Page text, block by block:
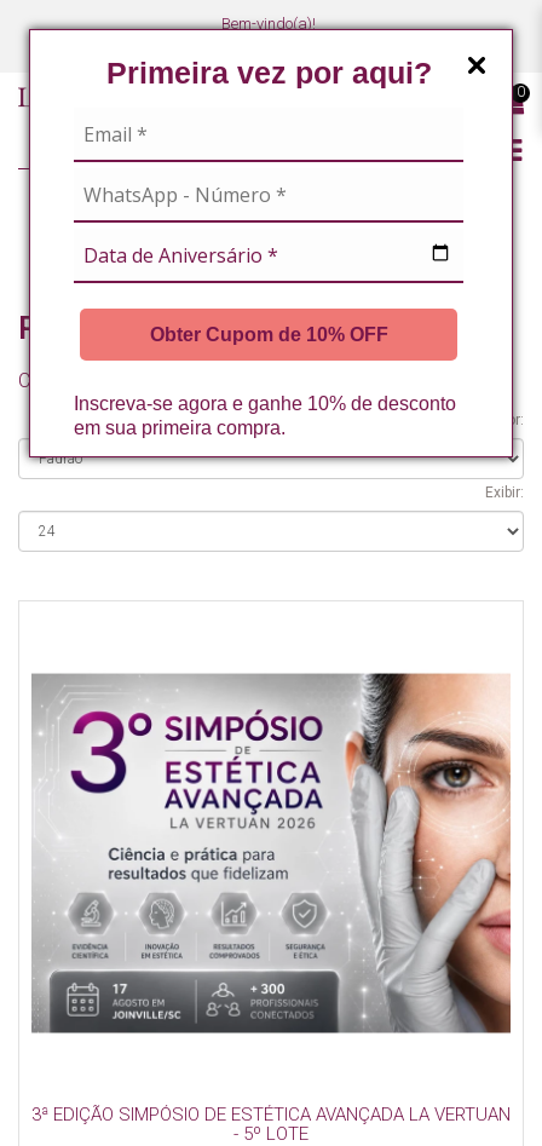
Primeira vez por aqui?
Obter Cupom de 10% OFF
Inscreva-se agora e ganhe 10% de desconto
em sua primeira compra.
Bem-vindo(a)!
0
REFIL CORPORAL
Comparação de produtos (0)
Organizar por:
Exibir:
3ª EDIÇÃO SIMPÓSIO DE ESTÉTICA AVANÇADA LA VERTUAN
- 5º LOTE